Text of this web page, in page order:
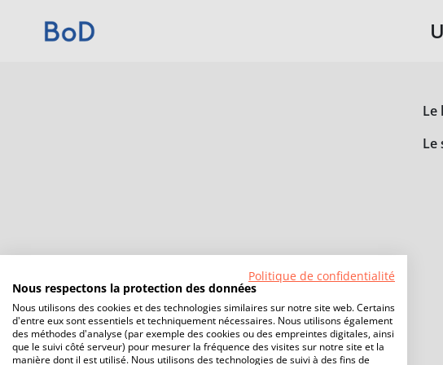
Le
Le
Politique de confidentialité
Nous respectons la protection des données
Nous utilisons des cookies et des technologies similaires sur notre site web. Certains
d'entre eux sont essentiels et techniquement nécessaires. Nous utilisons également
des méthodes d'analyse (par exemple des cookies ou des empreintes digitales, ainsi
que le suivi côté serveur) pour mesurer la fréquence des visites sur notre site et la
manière dont il est utilisé. Nous utilisons des technologies de suivi à des fins de